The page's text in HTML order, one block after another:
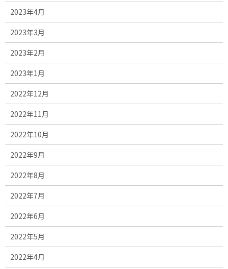
2023年4月
2023年3月
2023年2月
2023年1月
2022年12月
2022年11月
2022年10月
2022年9月
2022年8月
2022年7月
2022年6月
2022年5月
2022年4月